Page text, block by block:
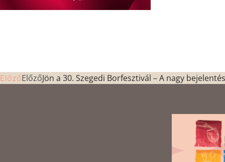
ElőzőElőzőJön a 30. Szegedi Borfesztivál – A nagy bejelentés